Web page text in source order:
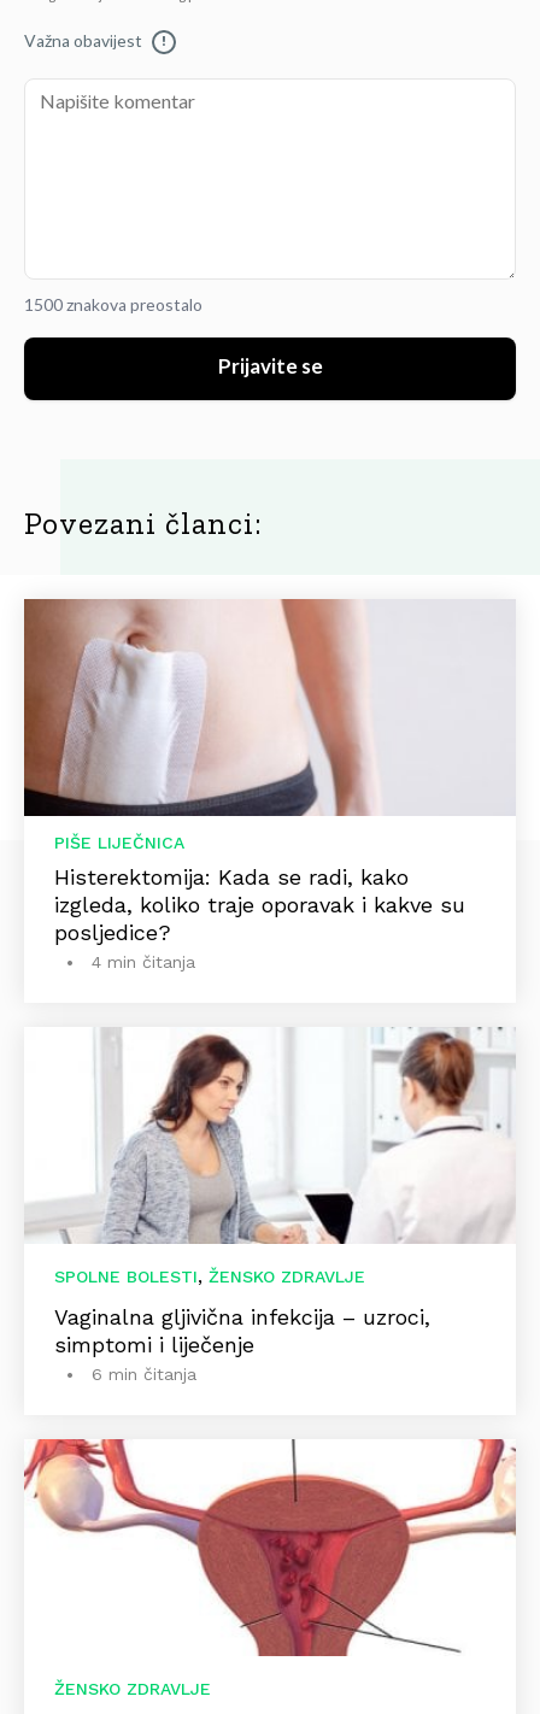
Važna obavijest !
1500 znakova preostalo
Prijavite se
Povezani članci:
PIŠE LIJEČNICA
Histerektomija: Kada se radi, kako
izgleda, koliko traje oporavak i kakve su
posljedice?
4 min čitanja
SPOLNE BOLESTI, ŽENSKO ZDRAVLJE
Vaginalna gljivična infekcija – uzroci,
simptomi i liječenje
6 min čitanja
ŽENSKO ZDRAVLJE